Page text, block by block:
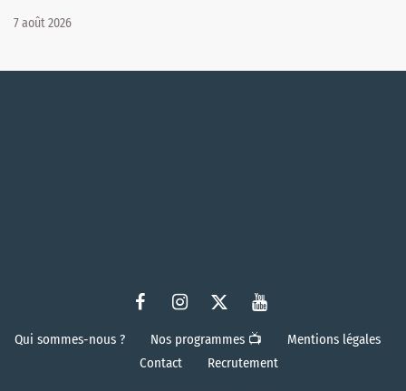
7 août 2026
Qui sommes-nous ? Nos programmes 📺
Mentions légales
Contact
Recrutement